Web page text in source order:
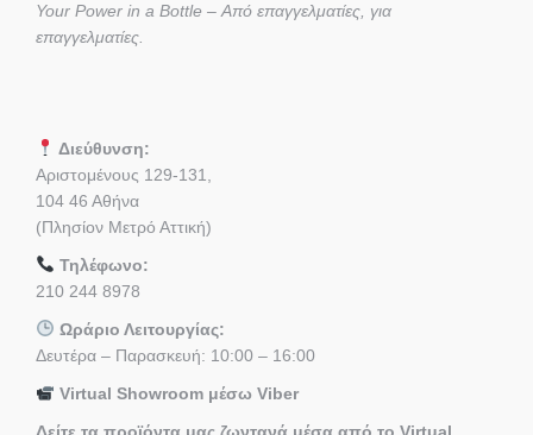
Your Power in a Bottle – Από επαγγελματίες, για
επαγγελματίες.
Διεύθυνση:
Αριστομένους 129-131,
104 46 Αθήνα
(Πλησίον Μετρό Αττική)
Τηλέφωνο:
210 244 8978
Ωράριο Λειτουργίας:
Δευτέρα – Παρασκευή: 10:00 – 16:00
Virtual Showroom μέσω Viber